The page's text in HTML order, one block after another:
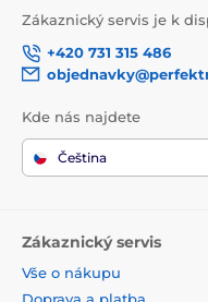
Zákaznický servis je k
+420 731 315 486
Kde nás najdete
Čeština
Zákaznický servis
Vše o nákupu